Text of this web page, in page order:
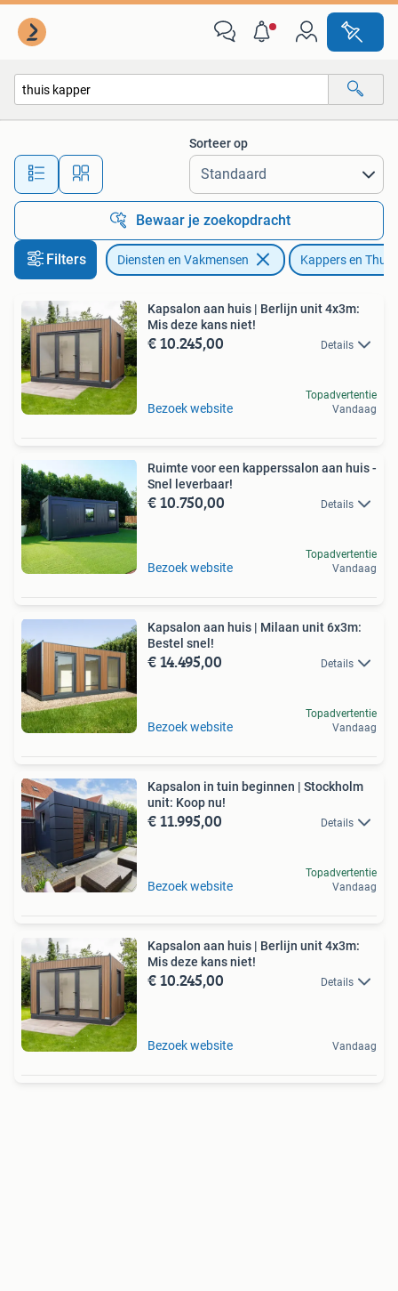
Alle afstanden…
Sorteer op
Bewaar je zoekopdracht
Filters Diensten en Vakmensen Kappers en
Kapsalon aan huis | Berlijn unit 4x3m:
Mis deze kans niet!
€ 10.245,00 Details
Bezoek website
Topadvertentie
Vandaag
Ruimte voor een kapperssalon aan huis -
Snel leverbaar!
€ 10.750,00 Details
Bezoek website
Topadvertentie
Vandaag
Kapsalon aan huis | Milaan unit 6x3m:
Bestel snel!
€ 14.495,00 Details
Bezoek website
Topadvertentie
Vandaag
Kapsalon in tuin beginnen | Stockholm
unit: Koop nu!
€ 11.995,00 Details
Bezoek website
Topadvertentie
Vandaag
Kapsalon aan huis | Berlijn unit 4x3m:
Mis deze kans niet!
€ 10.245,00 Details
Bezoek website Vandaag